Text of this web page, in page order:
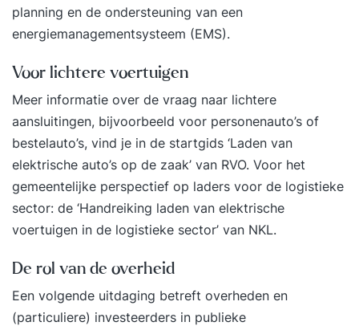
planning en de ondersteuning van een
energiemanagementsysteem (EMS).
Voor lichtere voertuigen
Meer informatie over de vraag naar lichtere
aansluitingen, bijvoorbeeld voor personenauto’s of
bestelauto’s, vind je in de startgids ‘Laden van
elektrische auto’s op de zaak’ van RVO. Voor het
gemeentelijke perspectief op laders voor de logistieke
sector: de ‘Handreiking laden van elektrische
voertuigen in de logistieke sector’ van NKL.
De rol van de overheid
Een volgende uitdaging betreft overheden en
(particuliere) investeerders in publieke